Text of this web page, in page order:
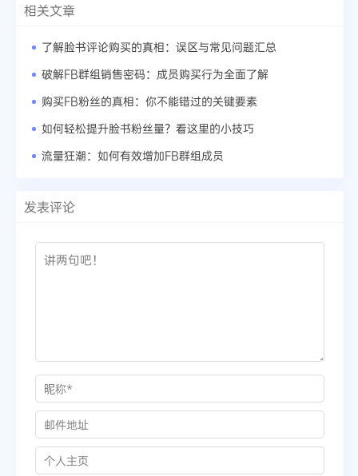
相关文章
了解脸书评论购买的真相：误区与常见问题汇总
破解FB群组销售密码：成员购买行为全面了解
购买FB粉丝的真相：你不能错过的关键要素
如何轻松提升脸书粉丝量？看这里的小技巧
流量狂潮：如何有效增加FB群组成员
发表评论